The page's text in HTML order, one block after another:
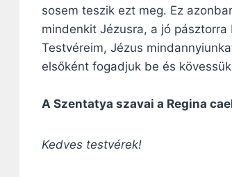
sosem teszik ezt meg. Ez
mindenkit Jézusra, a jó
Testvéreim, Jézus
elsőként fogadjuk be és
A Szentatya szavai a Regina
Kedves testvérek!